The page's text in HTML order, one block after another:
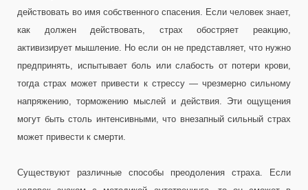
действовать во имя собственного спасения. Если человек знает,
как должен действовать, страх обостряет реакцию,
активизирует мышление. Но если он не представляет, что нужно
предпринять, испытывает боль или слабость от потери крови,
тогда страх может привести к стрессу — чрезмерно сильному
напряжению, торможению мыслей и действия. Эти ощущения
могут быть столь интенсивными, что внезапный сильный страх
может привести к смерти.
Существуют различные способы преодоления страха. Если